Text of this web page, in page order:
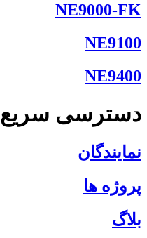
NE9000-FK
NE9100
NE9400
دسترسی سریع
نمایندگان
پروژه ها
بلاگ